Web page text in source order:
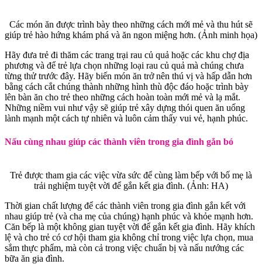
Các món ăn được trình bày theo những cách mới mẻ và thu hút sẽ
giúp trẻ hào hứng khám phá và ăn ngon miệng hơn. (Ảnh minh họa)
Hãy đưa trẻ đi thăm các trang trại rau củ quả hoặc các khu chợ địa
phương và để trẻ lựa chọn những loại rau củ quả mà chúng chưa
từng thử trước đây. Hãy biến món ăn trở nên thú vị và hấp dẫn hơn
bằng cách cắt chúng thành những hình thù độc đáo hoặc trình bày
lên bàn ăn cho trẻ theo những cách hoàn toàn mới mẻ và lạ mắt.
Những niềm vui như vậy sẽ giúp trẻ xây dựng thói quen ăn uống
lành mạnh một cách tự nhiên và luôn cảm thấy vui vẻ, hạnh phúc.
Nấu cùng nhau giúp các thành viên trong gia đình gắn bó
Trẻ được tham gia các việc vừa sức để cùng làm bếp với bố mẹ là
trải nghiệm tuyệt vời để gắn kết gia đình. (Ảnh: HA)
Thời gian chất lượng để các thành viên trong gia đình gắn kết với
nhau giúp trẻ (và cha mẹ của chúng) hạnh phúc và khỏe mạnh hơn.
Căn bếp là một không gian tuyệt vời để gắn kết gia đình. Hãy khích
lệ và cho trẻ có cơ hội tham gia không chỉ trong việc lựa chọn, mua
sắm thực phẩm, mà còn cả trong việc chuẩn bị và nấu nướng các
bữa ăn gia đình.